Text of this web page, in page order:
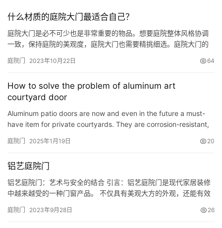
什么材质的庭院大门最适合自己？
庭院大门是必不可少也是非常重要的物品。想要庭院整体风格协调
一致，保持庭院的美观度，庭院大门也需要精挑细选。庭院大门的
分享四种不同的庭院大门材质，帮助大家选择最适合自己的庭院大
造型精巧。铁艺大门一般在焊接之后还要进行热镀锌工艺，然后喷
漆，有效…
庭院门 2023年10月22日 64
How to solve the problem of aluminum art
courtyard door
Aluminum patio doors are now and even in the future a must-
have item for private courtyards. They are corrosion-resistant,
庭院门 2025年1月19日 20
铝艺庭院门
铝艺庭院门：艺术与安全的结合 引言：铝艺庭院门是现代家居装修
中越来越受的一种门窗产品。 不仅具有美观大方的外观，还能有效
力和优势。 一、铝艺庭院门的外观 1. 独特的设计风格：铝艺庭院门
庭院门 2023年9月28日 26